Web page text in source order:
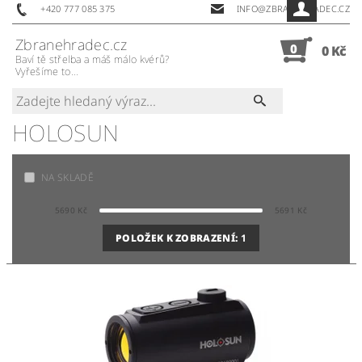
+420 777 085 375 INFO@ZBRANEHRADEC.CZ
Zbranehradec.cz
Baví tě střelba a máš málo kvérů?
Vyřešíme to...
0 0 Kč
HOLOSUN
NA SKLADĚ
5690 Kč 5691 Kč
POLOŽEK K ZOBRAZENÍ: 1